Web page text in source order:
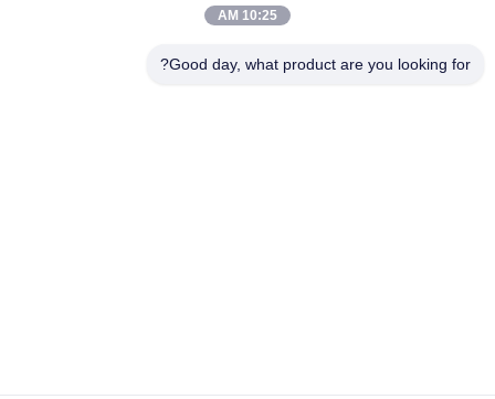
10:25 AM
Good day, what product are you looking for?